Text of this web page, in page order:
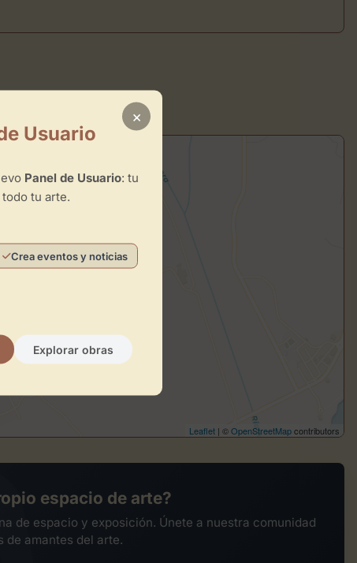
Leaflet | ©OpenStreetMapcontributors
espacio de arte?
de espacio y exposición. Únete a nuestra comunidad
de amantes del arte.
×
Usuario
Panel de Usuario: tu
tu arte.
Crea eventos y noticias
Explorar obras